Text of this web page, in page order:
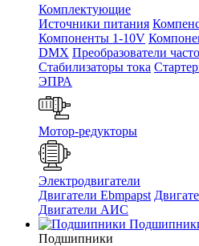
Комплектующие
Источники питания
Компоненты 1-10V
DMX Преобразователи
Стабилизаторы тока
ЭПРА
Мотор-редукторы
Электродвигатели
Двигатели Ebmpapst
Двигатели АИС
Подшипники